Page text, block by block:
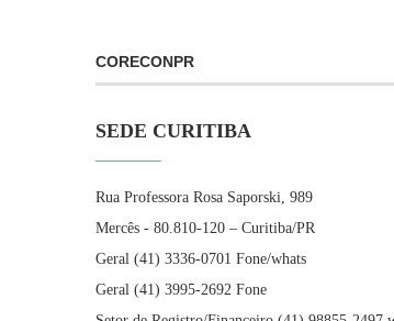
CORECONPR
SEDE CURITIBA
Rua Professora Rosa Saporski, 989
Mercês - 80.810-120 – Curitiba/PR
Geral (41) 3336-0701 Fone/whats
Geral (41) 3995-2692 Fone